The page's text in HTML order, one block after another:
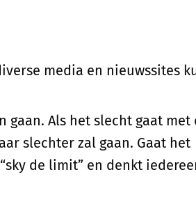
media en nieuwssites
Als het slecht gaat met
slechter zal gaan. Gaat het
de limit” en denkt